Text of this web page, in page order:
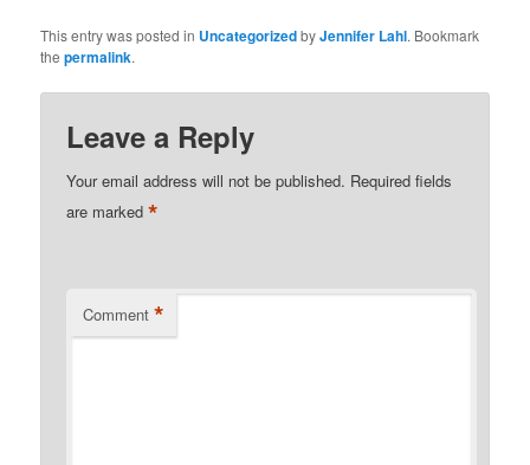
This entry was posted in UncategorizedbyJennifer Lahl. Bookmark
thepermalink.
Leave a Reply
Your email address will not be published. Required fields
are marked*
Comment *